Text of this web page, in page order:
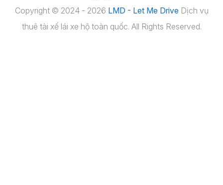
Copyright © 2024 - 2026 LMD - Let Me Drive Dịch vụ
thuê tài xế lái xe hộ toàn quốc. All Rights Reserved.